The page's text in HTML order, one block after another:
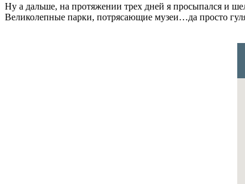
Ну а дальше, на протяжении трех дней я просыпался и
Великолепные парки, потрясающие музеи…да просто